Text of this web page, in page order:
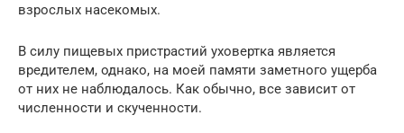
взрослых насекомых.
В силу пищевых пристрастий уховертка является
вредителем, однако, на моей памяти заметного ущерба
от них не наблюдалось. Как обычно, все зависит от
численности и скученности.